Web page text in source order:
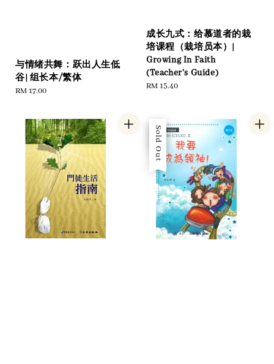
与情绪共舞：跃出人生低
谷| 组长本/繁体
Regular
RM 17.00
成长九式：给慕道者的栽
培课程（栽培员本）|
Growing In Faith
(Teacher's Guide)
Regular
RM 15.40
Sale
Sold Out